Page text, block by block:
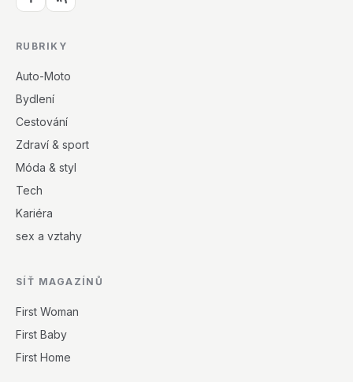
RUBRIKY
Auto-Moto
Bydlení
Cestování
Zdraví & sport
Móda & styl
Tech
Kariéra
sex a vztahy
SÍŤ MAGAZÍNŮ
First Woman
First Baby
First Home